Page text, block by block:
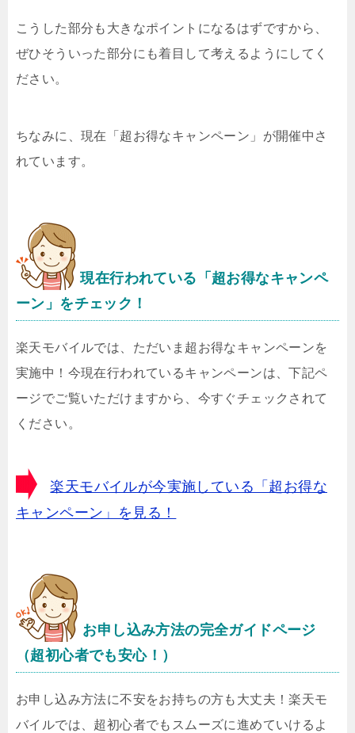
こうした部分も大きなポイントになるはずですから、
ぜひそういった部分にも着目して考えるようにしてく
ださい。
ちなみに、現在「超お得なキャンペーン」が開催中さ
れています。
現在行われている「超お得なキャンペ
ーン」をチェック！
楽天モバイルでは、ただいま超お得なキャンペーンを
実施中！今現在行われているキャンペーンは、下記ペ
ージでご覧いただけますから、今すぐチェックされて
ください。
楽天モバイルが今実施している「超お得な
キャンペーン」を見る！
お申し込み方法の完全ガイドページ
（超初心者でも安心！）
お申し込み方法に不安をお持ちの方も大丈夫！楽天モ
バイルでは、超初心者でもスムーズに進めていけるよ